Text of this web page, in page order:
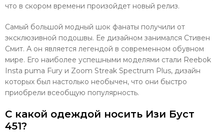
что в скором времени произойдет новый релиз.
Самый большой модный шок фанаты получили от
эксклюзивной подошвы. Ее дизайном занимался Стивен
Смит. А он является легендой в современном обувном
мире. Его наиболее успешными моделями стали Reebok
Insta puma Fury и Zoom Streak Spectrum Plus, дизайн
которых был настолько необычен, что они быстро
приобрели всеобщую популярность.
С какой одеждой носить Изи Буст
451?